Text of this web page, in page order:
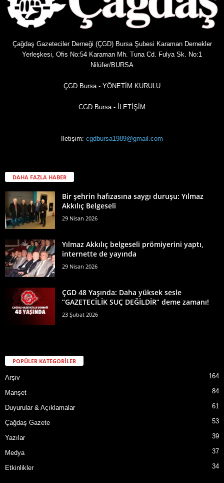
Çağdaş Gazeteciler Derneği (ÇGD) Bursa Şubesi Karaman Dernekler
Yerleşkesi, Ofis No:54 Karaman Mh. Tuna Cd. Fulya Sk. No:1
Nilüfer/BURSA
ÇGD Bursa - YÖNETİM KURULU
CGD Bursa - İLETİŞİM
İletişim: cgdbursa1989@gmail.com
DAHA FAZLA HABER
Bir şehrin hafızasına saygı duruşu: Yılmaz
Akkılıç Belgeseli
29 Nisan 2026
Yılmaz Akkılıç belgeseli prömiyerini yaptı,
internette de yayında
29 Nisan 2026
ÇGD 48 Yaşında: Daha yüksek sesle
“GAZETECİLİK SUÇ DEĞİLDİR” deme zamanı!
23 Şubat 2026
POPÜLER KATEGORİLER
Arşiv 164
Manşet 84
Duyurular & Açıklamalar 61
Çağdaş Gazete 53
Yazılar 39
Medya 37
Etkinlikler 34